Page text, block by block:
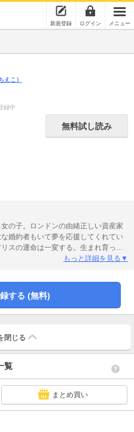
新規登録 ログイン メニュー
えこ）
録中
無料試し読み
の子。ロンドンの由緒正しい資産家
婚約者もいて夢を応援してくれてい
スの運命は一変する。生まれ育った
には別れを告げられた。一家は逃げ
青年が急接近して…？
もっと詳細を見る▼
する (無料)
閉じる
覧
まとめ買い